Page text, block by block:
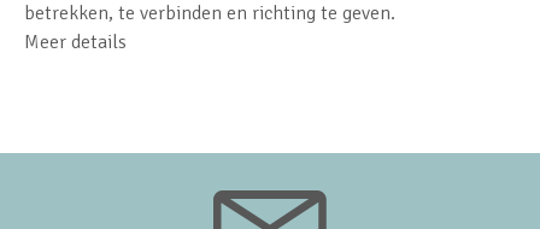
betrekken, te verbinden en richting te geven.
Meer details